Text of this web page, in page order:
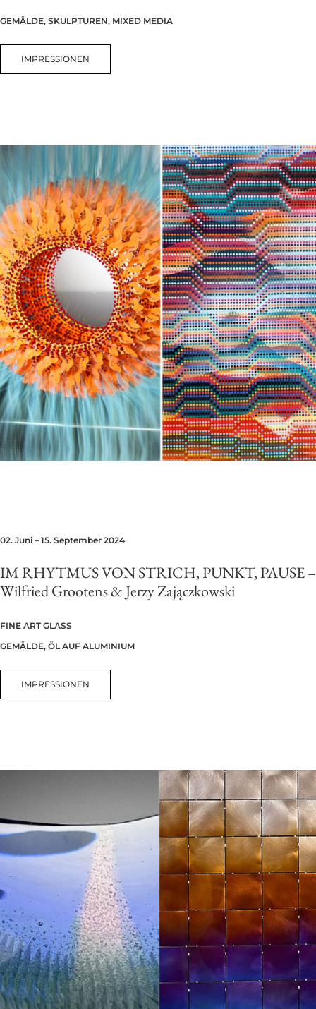
GEMÄLDE, SKULPTUREN, MIXED MEDIA
IMPRESSIONEN
02. Juni – 15. September 2024
IM RHYTMUS VON STRICH, PUNKT, PAUSE –
Wilfried Grootens & Jerzy Zajączkowski
FINE ART GLASS
GEMÄLDE, ÖL AUF ALUMINIUM
IMPRESSIONEN